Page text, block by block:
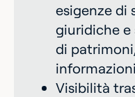
esigenze di
giuridiche
di
Visibilità